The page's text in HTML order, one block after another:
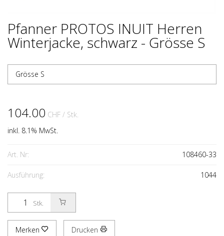
Pfanner PROTOS INUIT Herren
Winterjacke, schwarz - Grösse S
Grösse S
104.00 CHF / Stk.
inkl. 8.1% MwSt.
Art. Nr: 108460-33
Ausführung: 1044
Stk.
Merken Drucken